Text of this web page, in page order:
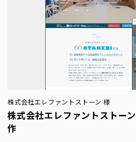
株式会社エレファントストーン 様
株式会社エレファントストー
作